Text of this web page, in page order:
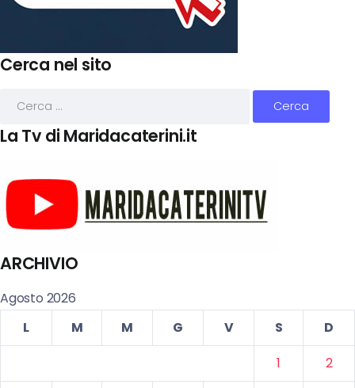
Cerca nel sito
La Tv di Maridacaterini.it
ARCHIVIO
Agosto 2026
L
M M G V S
D
1
2